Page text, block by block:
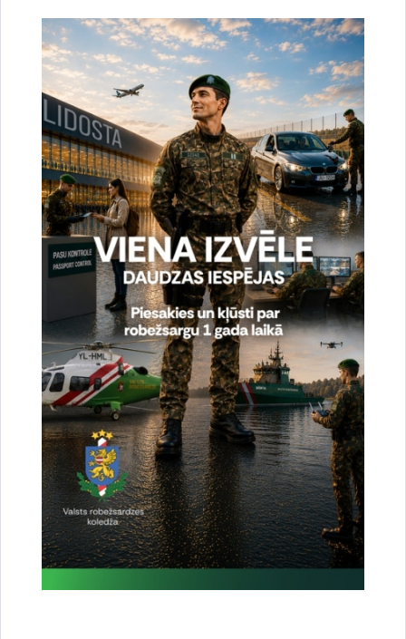
VRS ESLP
Saistītas tēmas
Aktualitātes: Vizītes un tikšanās
Drukāt lapu
Dalīties
Vai šī informācija bija noderīga?